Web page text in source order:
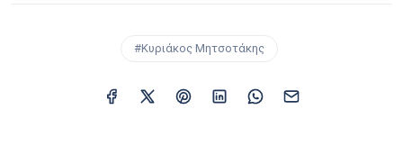
#Κυριάκος Μητσοτάκης